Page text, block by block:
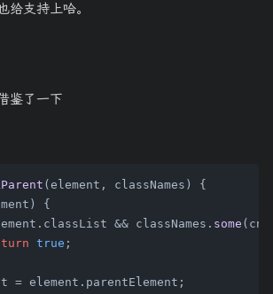
给支持上哈。
鉴了一下
( element, classNames ) {
{
classList && classNames. some ( cn
true ;
= element.
parentElement ;